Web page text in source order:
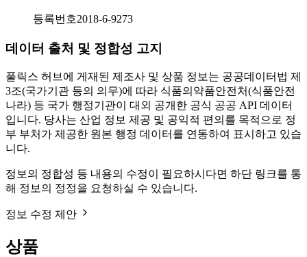
등록번호2018-6-9273
데이터 출처 및 정합성 고지
풀릭스 허브에 게재된 제조사 및 상품 정보는 공공데이터법 제
3조(국가기관 등의 의무)에 따라 식품의약품안전처(식품안전
나라) 등 국가 행정기관이 대외 공개한 공식 공공 API 데이터
입니다. 당사는 산업 정보 제공 및 공익적 편의를 목적으로 정
부 부처가 제공한 원본 행정 데이터를 연동하여 표시하고 있습
니다.
정보의 정합성 등 내용의 수정이 필요하시다면 하단 링크를 통
해 정보의 정정을 요청하실 수 있습니다.
정보 수정 제안
상품